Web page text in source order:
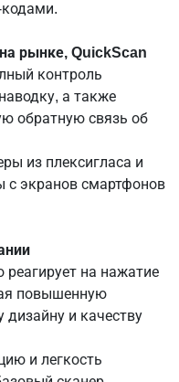
на рынке, QuickScan
контроль
а также
обратную связь об
из плексигласа и
с экранов смартфонов
реагирует на нажатие
повышенную
дизайну и качеству
и легкость